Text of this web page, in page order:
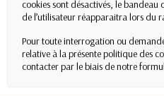
cookies sont désactivés, le
de l’utilisateur réapparaitra lors du
Pour toute interrogation ou
relative à la présente politique des
contacter par le biais de notre